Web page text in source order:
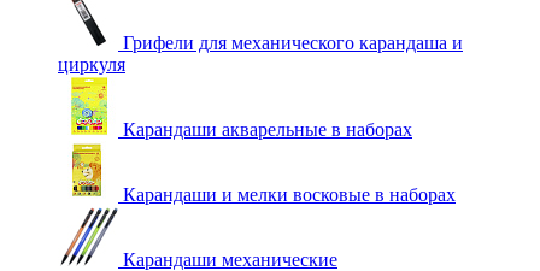
Грифели для механического карандаша и
циркуля
Карандаши акварельные в наборах
Карандаши и мелки восковые в наборах
Карандаши механические